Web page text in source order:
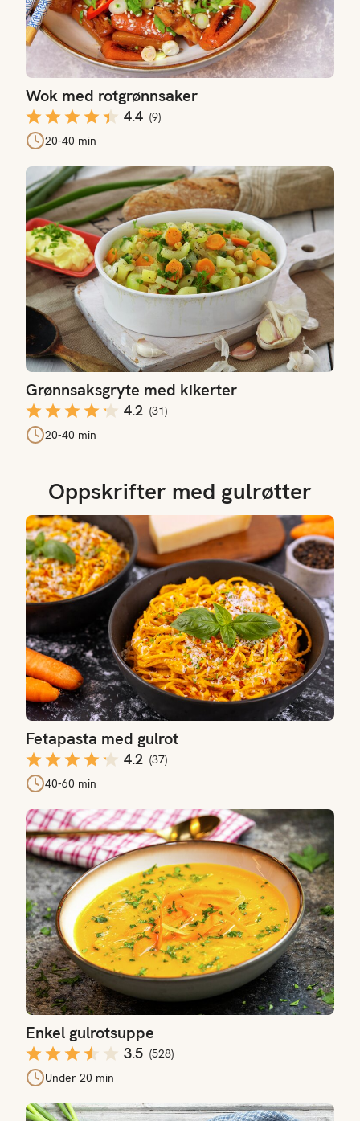
Wok med rotgrønnsaker
4.4 (9)
20-40 min
Grønnsaksgryte med kikerter
4.2 (31)
20-40 min
Grønnsaksgryte med kikerter
Oppskrifter med gulrøtter
Fetapasta med gulrot
4.2 (37)
40-60 min
Fetapasta med gulrot
Enkel gulrotsuppe
3.5 (528)
Under 20 min
Enkel gulrotsuppe
Middagssalat med gulrøtter og kikerter